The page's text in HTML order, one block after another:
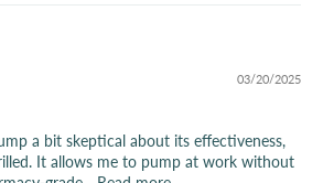
03/20/2025
a bit skeptical about its effectiveness,
It allows me to pump at work without